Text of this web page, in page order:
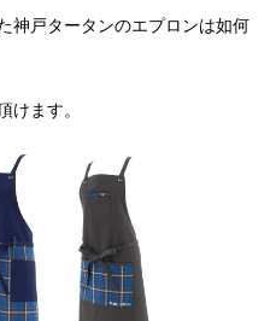
神戸タータンのエプロンは如何
けます。